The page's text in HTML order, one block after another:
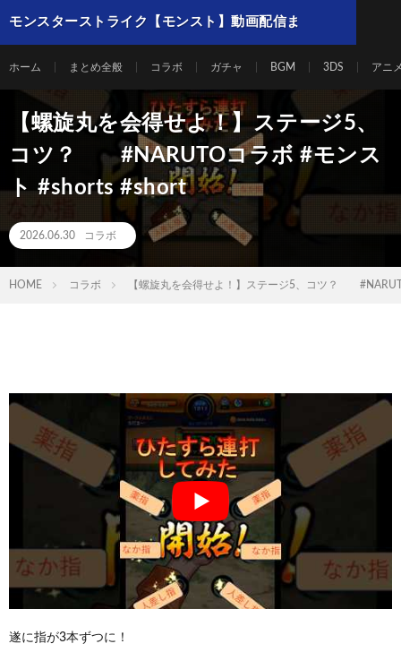
モンスターストライク【モンスト】動画配信ま
ホーム まとめ全般 コラボ ガチャ BGM 3DS アニ
【螺旋丸を会得せよ！】ステージ5、
コツ？ #NARUTOコラボ #モンス
ト #shorts #short
2026.06.30 コラボ
HOME コラボ 【螺旋丸を会得せよ！】ステージ5、コツ？
遂に指が3本ずつに！